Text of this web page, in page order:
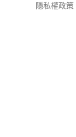
隱私權政策